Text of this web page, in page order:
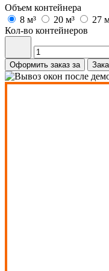
Объем контейнера
8 м³
20 м³ 27
Кол-во контейнеров
Оформить заказ за